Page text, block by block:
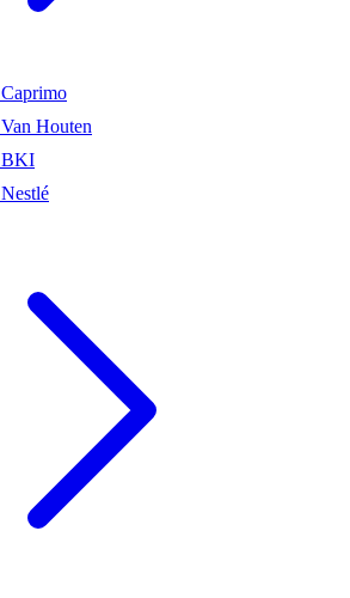
Caprimo
Van Houten
BKI
Nestlé